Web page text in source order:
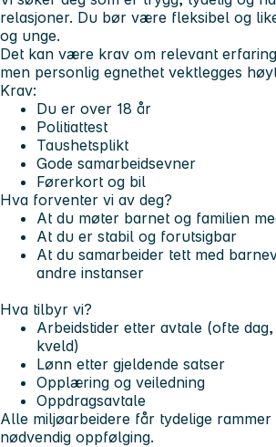
relasjoner. Du bør være fleksibel og
og unge.
Det kan være krav om relevant
men personlig egnethet vektlegges
Krav:
Du er over 18 år
Politiattest
Taushetsplikt
Gode samarbeidsevner
Førerkort og bil
Hva forventer vi av deg?
At du møter barnet og familien
At du er stabil og forutsigbar
At du samarbeider tett med
andre instanser
Hva tilbyr vi?
Arbeidstider etter avtale (ofte
kveld)
Lønn etter gjeldende satser
Opplæring og veiledning
Oppdragsavtale
Alle miljøarbeidere får tydelige
nødvendig oppfølging.